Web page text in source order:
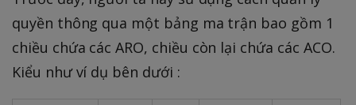
quyền thông qua một bảng ma trận bao gồm 1
chiều chứa các ARO, chiều còn lại chứa các ACO.
Kiểu như ví dụ bên dưới :